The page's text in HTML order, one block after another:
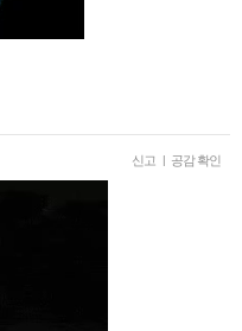
신고 | 공감 확인